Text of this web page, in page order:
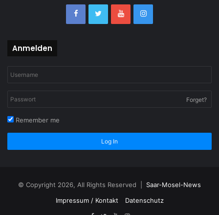
Anmelden
Forget?
Remember me
Log In
© Copyright 2026, All Rights Reserved | Saar-Mosel-News
Impressum / Kontakt
Datenschutz